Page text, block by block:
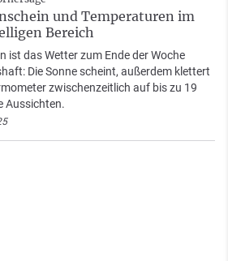
und Temperaturen im
Bereich
ist das Wetter zum Ende der Woche
Die Sonne scheint, außerdem klettert
zwischenzeitlich auf bis zu 19
Aussichten.